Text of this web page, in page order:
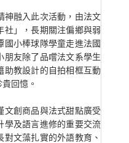
融入此次活動，由法文
社」，長期關注偏鄉與弱
國小棒球隊學童走進法國
朋友除了品嚐法文系學生
助教設計的自拍相框互動
回憶。
創商品與法式甜點廣受
學及語言進修的重要交流
文藻扎實的外語教育、